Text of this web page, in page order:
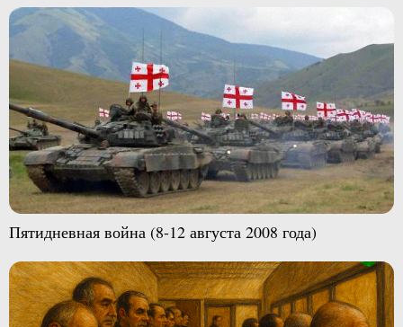
Пятидневная война (8-12 августа 2008 года)